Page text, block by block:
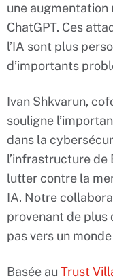
une augmentation
ChatGPT. Ces
l’IA sont plus
d’importants
Ivan Shkvarun,
souligne
dans la
l’infrastructure
lutter contre la
IA. Notre
provenant de plus
pas vers un
Basée au Trust